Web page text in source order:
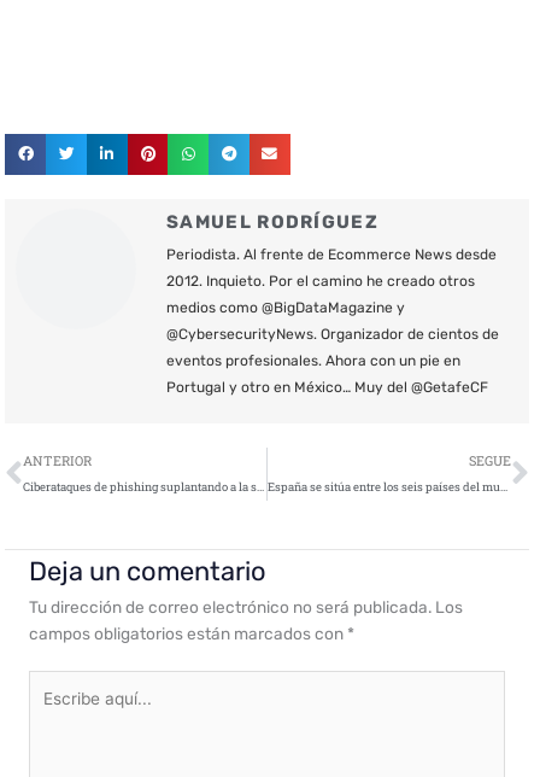
SAMUEL RODRÍGUEZ
Periodista. Al frente de Ecommerce News desde
2012. Inquieto. Por el camino he creado otros
medios como @BigDataMagazine y
@CybersecurityNews. Organizador de cientos de
eventos profesionales. Ahora con un pie en
Portugal y otro en México… Muy del @GetafeCF
Ant
ANTERIOR
Ciberataques de phishing suplantando a la seguridad social
SEGUE
España se sitúa entre los seis países del mundo más atacados por ciberamenazas relacionadas con el Coronavirus
Deja un comentario
Tu dirección de correo electrónico no será publicada. Los
campos obligatorios están marcados con *
aquí...